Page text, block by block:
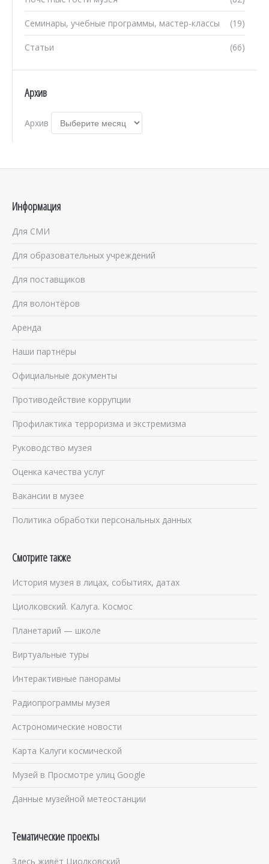
(19)
Семинары, учебные программы, мастер-классы
(66)
Статьи
Архив
Архив
Информация
Для СМИ
Для образовательных учреждений
Для поставщиков
Для волонтёров
Аренда
Наши партнёры
Официальные документы
Противодействие коррупции
Профилактика терроризма и экстремизма
Руководство музея
Оценка качества услуг
Вакансии в музее
Политика обработки персональных данных
Смотрите также
История музея в лицах, событиях, датах
Циолковский. Калуга. Космос
Планетарий — школе
Виртуальные туры
Интерактивные панорамы
Радиопрограммы музея
Астрономические новости
Карта Калуги космической
Музей в Просмотре улиц Google
Данные музейной метеостанции
Тематические проекты
Здесь живёт Циолковский